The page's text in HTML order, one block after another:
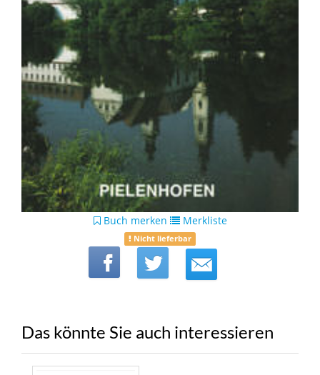
Buch merken Merkliste
Nicht lieferbar
Das könnte Sie auch interessieren